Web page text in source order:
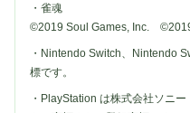
・雀魂
©2019 Soul Games, Inc.
・Nintendo Switch、Nintendo
標です。
・PlayStation は株式会社ソニ